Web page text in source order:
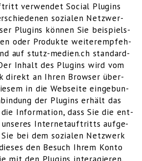
ver­wen­det Social Plug­ins
sozia­len Netz­wer­
Plug­ins kön­nen Sie bei­spiels­
oder Pro­duk­te wei­ter­emp­feh­
auf stutz-medien.ch stan­dard­
Inhalt des Plug­ins wird vom
direkt an Ihren Brow­ser über­
in die Web­sei­te ein­ge­bun­
der Plug­ins erhält das
Infor­ma­ti­on, dass Sie die ent­
unse­res Inter­net­auf­tritts auf­ge­
bei dem sozia­len Netz­werk
den Besuch Ihrem Kon­to